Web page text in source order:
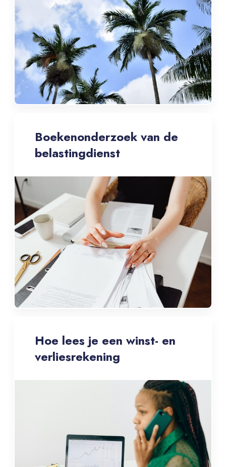
Boekenonderzoek van de
belastingdienst
Hoe lees je een winst- en
verliesrekening